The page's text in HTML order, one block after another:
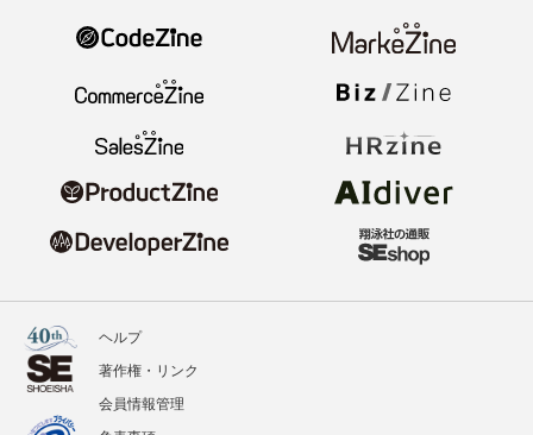
ヘルプ
著作権・リンク
会員情報管理